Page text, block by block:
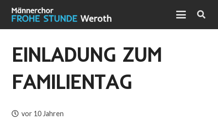
EINLADUNG ZUM
FAMILIENTAG
vor 10 Jahren